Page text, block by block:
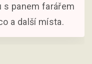
s panem farářem
a další místa.